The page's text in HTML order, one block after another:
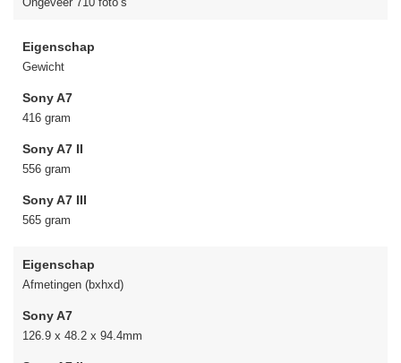
Ongeveer 710 foto’s
Eigenschap
Gewicht
Sony A7
416 gram
Sony A7 II
556 gram
Sony A7 III
565 gram
Eigenschap
Afmetingen (bxhxd)
Sony A7
126.9 x 48.2 x 94.4mm